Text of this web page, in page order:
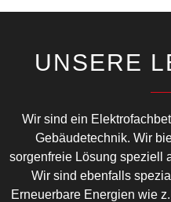
UNSERE
Wir sind ein
Gebäudetechnik. Wir
sorgenfreie Lösung speziell
Wir sind ebenfalls
Erneuerbare Energien wie